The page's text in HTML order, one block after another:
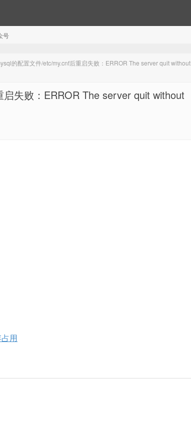
号
的配置文件/etc/my.cnf后重启失败：ERROR The server quit without
失败：ERROR The server quit without
用